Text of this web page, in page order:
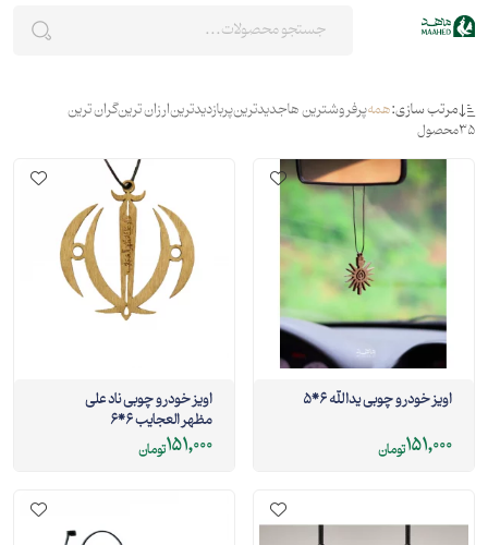
مرتب سازی:همهپرفروشترین هاجدیدترینپربازدیدترینارزان ترینگران ترین
35محصول
اویز خودرو چوبی یدالله 6*5
151,000تومان
اویز خودرو چوبی ناد علی
مظهر العجایب 6*6
151,000تومان